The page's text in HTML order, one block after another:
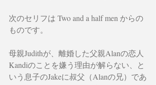
次のセリフは Two and a half men からの
ものです。
母親Judithが、離婚した父親Alanの恋人
Kandiのことを嫌う理由が解らない、と
いう息子のJakeに叔父（Alanの兄）であ